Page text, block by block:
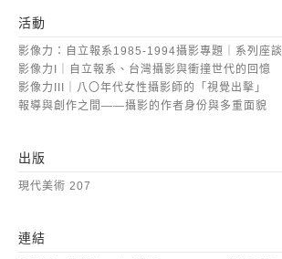
活動
影像力：自立報系1985-1994攝影專題｜系列座談
影像力I｜自立報系、台灣攝影與衝撞世代的回憶
影像力III｜八〇年代女性攝影師的「視覺出擊」
報導與創作之間——攝影的作者身份與多重面貌
出版
現代美術 207
連結